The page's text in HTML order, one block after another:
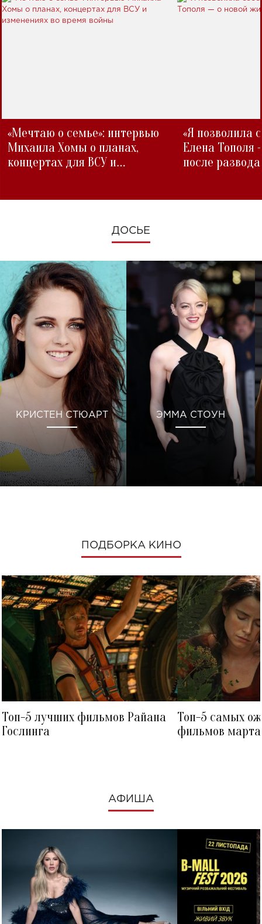
«Мечтаю о семье»: интервью
Михаила Хомы о планах,
концертах для ВСУ и
«Я позволила
Елена Тополя
после развода
ДОСЬЕ
КРИСТЕН СТЮАРТ ЭММА СТОУН
ПОДБОРКА КИНО
Топ-5 лучших фильмов Райана
Гослинга
Топ-5 самых
фильмов
АФИША